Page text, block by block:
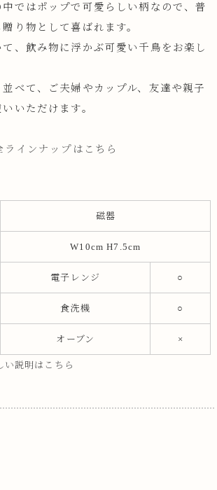
ではポップで可愛らしい柄なので、普
り物として喜ばれます。
、飲み物に浮かぶ可愛い千鳥をお楽し
べて、ご夫婦やカップル、友達や親子
いただけます。
インナップはこちら
磁器
W10cm H7.5cm
電子レンジ ○
食洗機 ○
オーブン ×
い説明はこちら